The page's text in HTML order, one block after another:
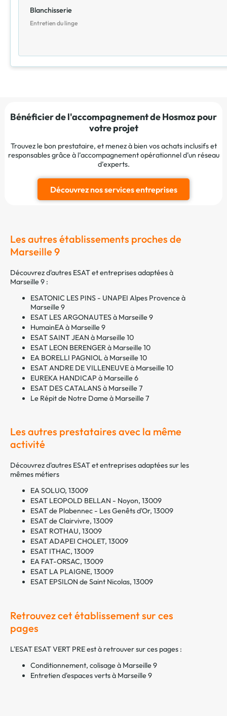
Blanchisserie
Entretien du linge
Bénéficier de l'accompagnement de Hosmoz pour
votre projet
Trouvez le bon prestataire, et menez à bien vos achats inclusifs et
responsables grâce à l’accompagnement opérationnel d’un réseau
d’experts.
Découvrez nos services entreprises
Les autres établissements proches de
Marseille 9
Découvrez d'autres ESAT et entreprises adaptées à
Marseille 9 :
ESATONIC LES PINS - UNAPEI Alpes Provence à
Marseille 9
ESAT LES ARGONAUTES à Marseille 9
HumainEA à Marseille 9
ESAT SAINT JEAN à Marseille 10
ESAT LEON BERENGER à Marseille 10
EA BORELLI PAGNIOL à Marseille 10
ESAT ANDRE DE VILLENEUVE à Marseille 10
EUREKA HANDICAP à Marseille 6
ESAT DES CATALANS à Marseille 7
Le Répit de Notre Dame à Marseille 7
Les autres prestataires avec la même
activité
Découvrez d'autres ESAT et entreprises adaptées sur les
mêmes métiers
EA SOLUO, 13009
ESAT LEOPOLD BELLAN - Noyon, 13009
ESAT de Plabennec - Les Genêts d'Or, 13009
ESAT de Clairvivre, 13009
ESAT ROTHAU, 13009
ESAT ADAPEI CHOLET, 13009
ESAT ITHAC, 13009
EA FAT-ORSAC, 13009
ESAT LA PLAIGNE, 13009
ESAT EPSILON de Saint Nicolas, 13009
Retrouvez cet établissement sur ces
pages
L'ESAT ESAT VERT PRE est à retrouver sur ces pages :
Conditionnement, colisage à Marseille 9
Entretien d'espaces verts à Marseille 9